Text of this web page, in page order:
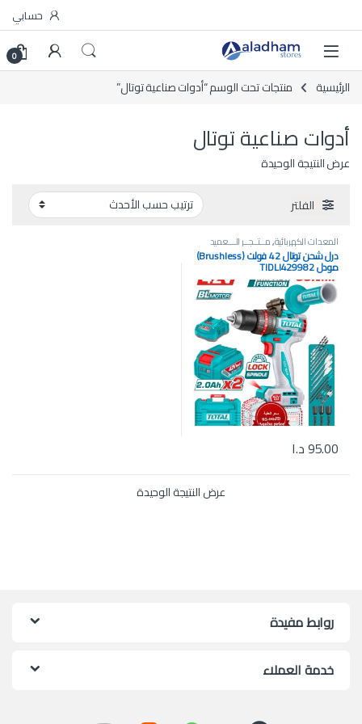
حسابي
0
الرئيسية منتجات تحت الوسم “أدوات صناعية توتال”
أدوات صناعية توتال
عرض النتيجة الوحيدة
الفلتر
المعدات الكهربائية,مــتــجــر الـــعميد
درل شحن توتال 42 فولت (Brushless)
مودل TIDLI429982
95.00د.ا
عرض النتيجة الوحيدة
روابط مفيدة
خدمة العملاء